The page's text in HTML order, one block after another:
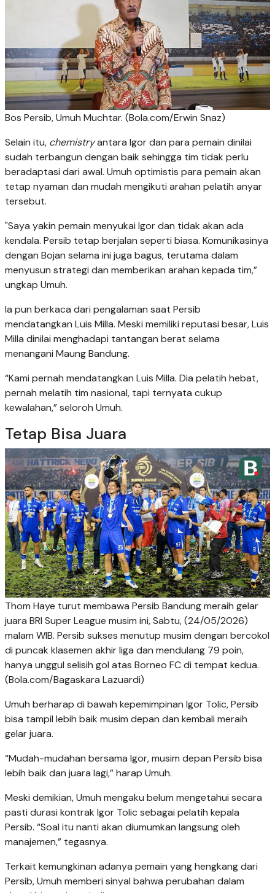
Bos Persib, Umuh Muchtar. (Bola.com/Erwin Snaz)
Selain itu, chemistryantara Igor dan para pemain dinilai
sudah terbangun dengan baik sehingga tim tidak perlu
beradaptasi dari awal. Umuh optimistis para pemain akan
tetap nyaman dan mudah mengikuti arahan pelatih anyar
tersebut.
"Saya yakin pemain menyukai Igor dan tidak akan ada
kendala. Persib tetap berjalan seperti biasa. Komunikasinya
dengan Bojan selama ini juga bagus, terutama dalam
menyusun strategi dan memberikan arahan kepada tim,”
ungkap Umuh.
Ia pun berkaca dari pengalaman saat Persib
mendatangkan Luis Milla. Meski memiliki reputasi besar, Luis
Milla dinilai menghadapi tantangan berat selama
menangani Maung Bandung.
“Kami pernah mendatangkan Luis Milla. Dia pelatih hebat,
pernah melatih tim nasional, tapi ternyata cukup
kewalahan,” seloroh Umuh.
Tetap Bisa Juara
Thom Haye turut membawa Persib Bandung meraih gelar
juara BRI Super League musim ini, Sabtu, (24/05/2026)
malam WIB. Persib sukses menutup musim dengan bercokol
di puncak klasemen akhir liga dan mendulang 79 poin,
hanya unggul selisih gol atas Borneo FC di tempat kedua.
(Bola.com/Bagaskara Lazuardi)
Umuh berharap di bawah kepemimpinan Igor Tolic, Persib
bisa tampil lebih baik musim depan dan kembali meraih
gelar juara.
“Mudah-mudahan bersama Igor, musim depan Persib bisa
lebih baik dan juara lagi,” harap Umuh.
Meski demikian, Umuh mengaku belum mengetahui secara
pasti durasi kontrak Igor Tolic sebagai pelatih kepala
Persib. “Soal itu nanti akan diumumkan langsung oleh
manajemen,” tegasnya.
Terkait kemungkinan adanya pemain yang hengkang dari
Persib, Umuh memberi sinyal bahwa perubahan dalam